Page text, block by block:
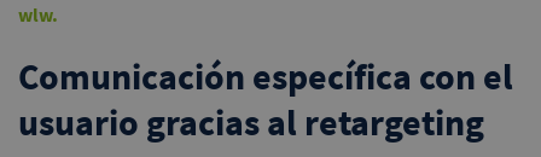
wlw.
Comunicación específica con el
usuario gracias al retargeting